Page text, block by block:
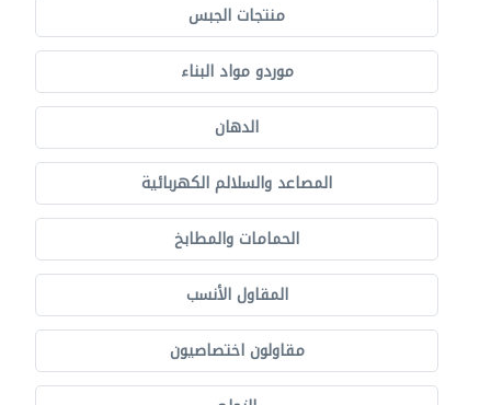
منتجات الجبس
موردو مواد البناء
الدهان
المصاعد والسلالم الكهربائية
الحمامات والمطابخ
المقاول الأنسب
مقاولون اختصاصيون